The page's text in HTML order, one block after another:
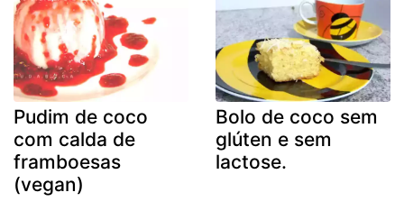
Pudim de coco
com calda de
framboesas
(vegan)
Bolo de coco sem
glúten e sem
lactose.